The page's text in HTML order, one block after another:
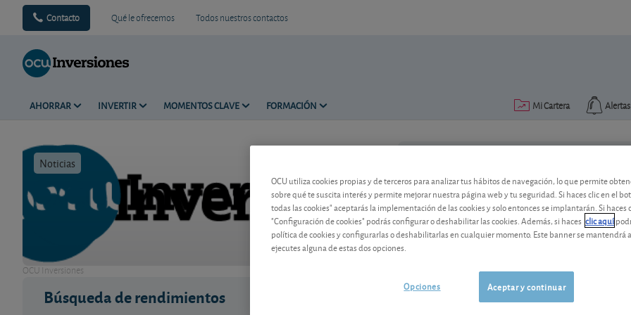
Contacto Qué le ofrecemos Todos nuestros contactos
AHORRAR INVERTIR MOMENTOS CLAVE FORMACIÓN Alertas
Mi Cartera
Noticias
OCU Inversiones
Promover incentivos
El ahorro a largo plazo para sustentar
con el establecimiento de medidas
Búsqueda de rendimientos
OCU utiliza cookies propias y de terceros para analizar tus hábitos de navegación, lo que permite
sobre qué te suscita interés y permite mejorar nuestra página web y tu seguridad. Si haces clic en el
todas las cookies" aceptarás la implementación de las cookies y solo entonces se implantarán. Si haces
"Configuración de cookies" podrás configurar o deshabilitar las cookies. Además, si haces clic aquí
política de cookies y configurarlas o deshabilitarlas en cualquier momento. Este banner se mantendrá
ejecutes alguna de estas dos opciones.
Aceptar y continuar
Opciones